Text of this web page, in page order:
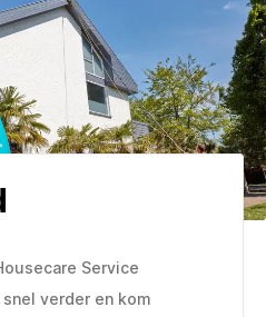
Service
verder en kom